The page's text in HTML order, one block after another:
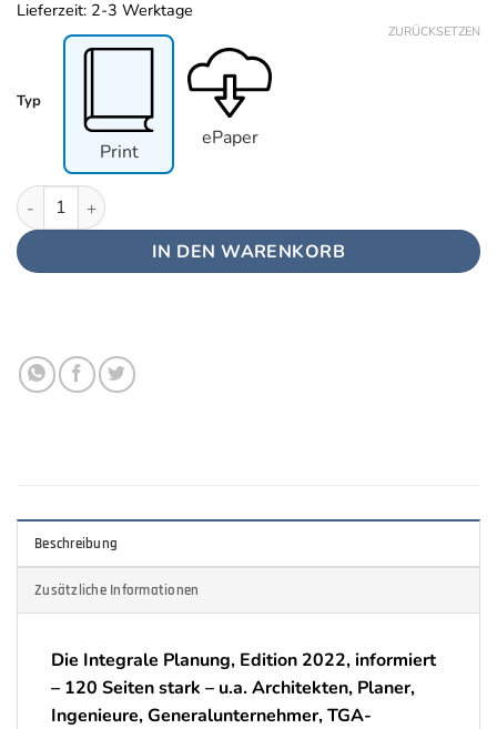
Lieferzeit: 2-3 Werktage
Typ
Print
ePaper
ZURÜCKSETZEN
Integrale Planung - Edition 2022 Menge
IN DEN WARENKORB
Beschreibung
Zusätzliche Informationen
Die Integrale Planung, Edition 2022, informiert
– 120 Seiten stark – u.a. Architekten, Planer,
Ingenieure, Generalunternehmer, TGA-